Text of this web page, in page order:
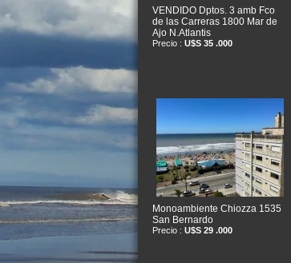
VENDIDO Dptos. 3 amb Fco
de las Carreras 1800 Mar de
Ajo N.Atlantis
Precio : U$S 35 .000
Monoambiente Chiozza 1535
San Bernardo
Precio : U$S 29 .000